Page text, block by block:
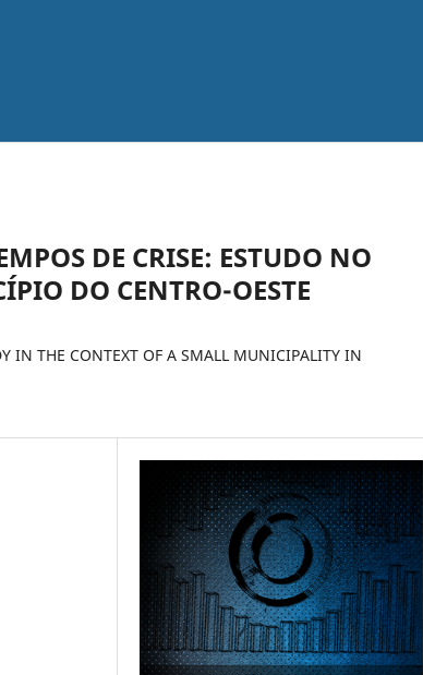
DE CRISE: ESTUDO NO
DO CENTRO-OESTE
IN THE CONTEXT OF A SMALL MUNICIPALITY IN